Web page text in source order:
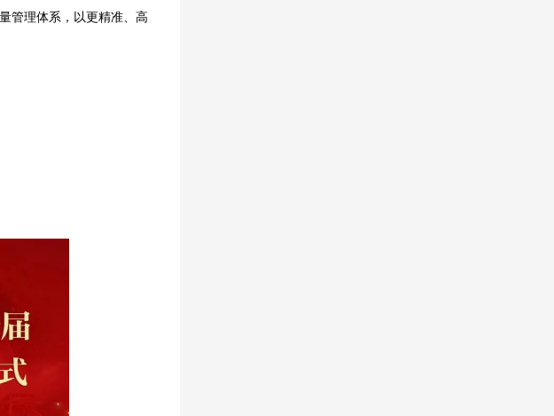
管理体系，以更精准、高